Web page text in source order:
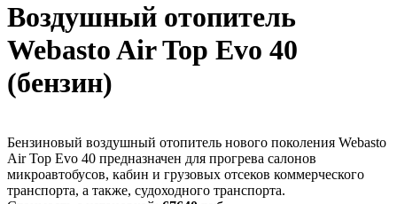
Воздушный отопитель
Webasto Air Top Evo 40
(бензин)
Бензиновый воздушный отопитель нового поколения Webasto
Air Top Evo 40 предназначен для прогрева салонов
микроавтобусов, кабин и грузовых отсеков коммерческого
транспорта, а также, судоходного транспорта.